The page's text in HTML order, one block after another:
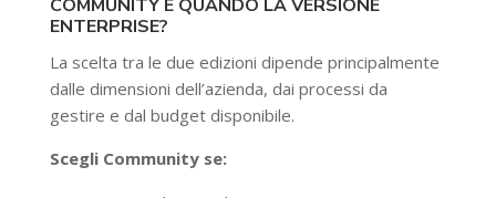
COMMUNITY E QUANDO LA VERSIONE
ENTERPRISE?
La scelta tra le due edizioni dipende principalmente
dalle dimensioni dell’azienda, dai processi da
gestire e dal budget disponibile.
Scegli Community se: